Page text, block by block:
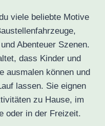
viele beliebte Motive
Abenteuer Szenen.
dass Kinder und
ausmalen können und
lassen. Sie eignen
zu Hause, im
oder in der Freizeit.